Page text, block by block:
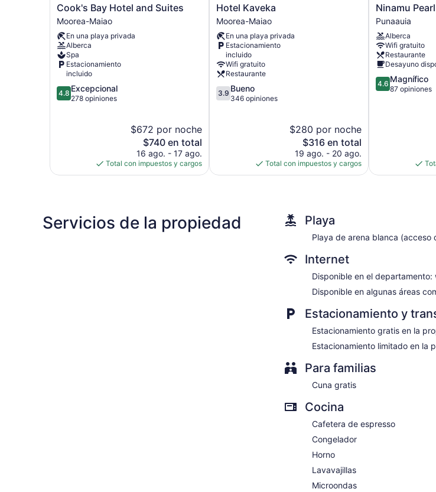
negocios incluyen teléfono con
limpieza previa solicitud.
Cook's
Bay
Hotel
and
Suites
Moorea-
Maiao
Cook's Bay Hotel and Suites
Moorea-Maiao
En una playa privada
Alberca
Spa
Estacionamiento
incluido
4.8
de
4.8 Excepcional
278 opiniones
$672 por noche
El
precio
actual
es
$740 en total
16 ago. - 17 ago.
Total con impuestos y cargos
Hotel
Kaveka
Moorea-
Maiao
Hotel Kaveka
Moorea-Maiao
En una playa privada
Estacionamiento
incluido
Wifi gratuito
Restaurante
3.9
de
3.9 Bueno
346 opiniones
$280 por noche
El
precio
actual
es
$316 en total
19 ago. - 20 ago.
Total con impuestos y cargos
Ninamu
Pearl
Guest
House
Punaauia
Punaauia
Alberca
Wifi gratuito
Restaurante
Desayuno
4.6
de
4.6 Magnífico
87 opiniones
Servicios de la propiedad Playa
Playa de arena blanca (acceso
Internet
Disponible en el departamento:
Disponible en algunas áreas
Estacionamiento y
Estacionamiento gratis en la
Estacionamiento limitado en la
Para familias
Cuna gratis
Cocina
Cafetera de espresso
Congelador
Horno
Lavavajillas
Microondas